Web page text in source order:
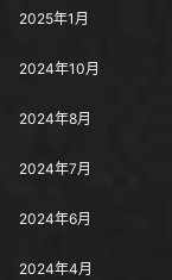
2025年1月
2024年10月
2024年8月
2024年7月
2024年6月
2024年4月